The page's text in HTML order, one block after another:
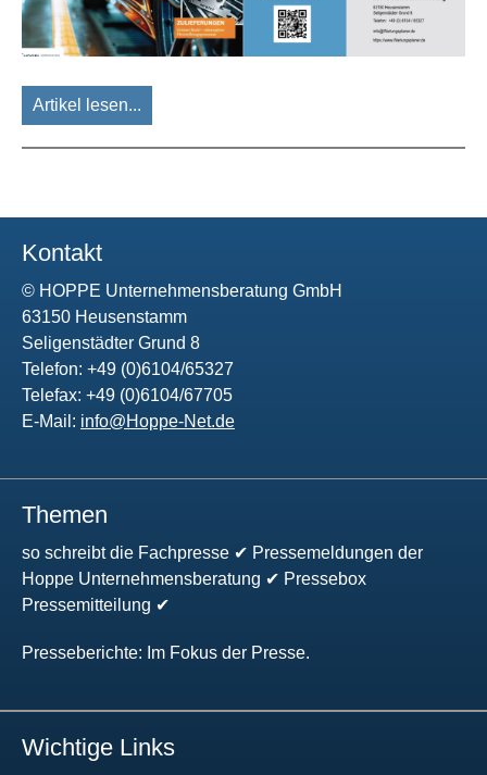
Artikel lesen...
Kontakt
© HOPPE Unternehmensberatung GmbH
63150 Heusenstamm
Seligenstädter Grund 8
Telefon: +49 (0)6104/65327
Telefax: +49 (0)6104/67705
E-Mail: info@Hoppe-Net.de
Themen
so schreibt die Fachpresse ✔ Pressemeldungen der
Hoppe Unternehmensberatung ✔ Pressebox
Pressemitteilung ✔
Presseberichte: Im Fokus der Presse.
Wichtige Links